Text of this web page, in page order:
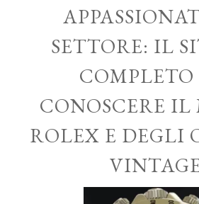
SETTORE: IL
COMPLETO
CONOSCERE
ROLEX E DEGLI